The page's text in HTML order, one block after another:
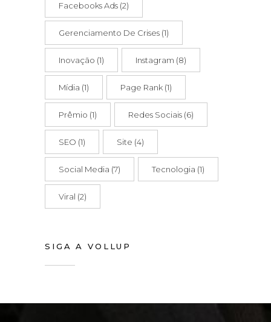
Facebooks Ads (2)
Gerenciamento De Crises (1)
Inovação (1) Instagram (8)
Mídia (1) Page Rank (1)
Prêmio (1) Redes Sociais (6)
SEO (1) Site (4)
Social Media (7) Tecnologia (1)
Viral (2)
SIGA A VOLLUP